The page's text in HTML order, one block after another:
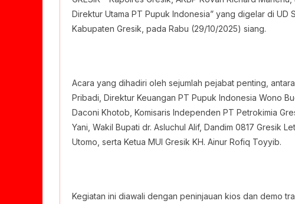
Direktur Utama PT Pupuk Indonesia” yang digelar di UD
Kabupaten Gresik, pada Rabu (29/10/2025) siang.
Acara yang dihadiri oleh sejumlah pejabat penting,
Pribadi, Direktur Keuangan PT Pupuk Indonesia Wono
Daconi Khotob, Komisaris Independen PT Petrokimia
Yani, Wakil Bupati dr. Asluchul Alif, Dandim 0817 Gresik
Utomo, serta Ketua MUI Gresik KH. Ainur Rofiq Toyyib.
Kegiatan ini diawali dengan peninjauan kios dan demo